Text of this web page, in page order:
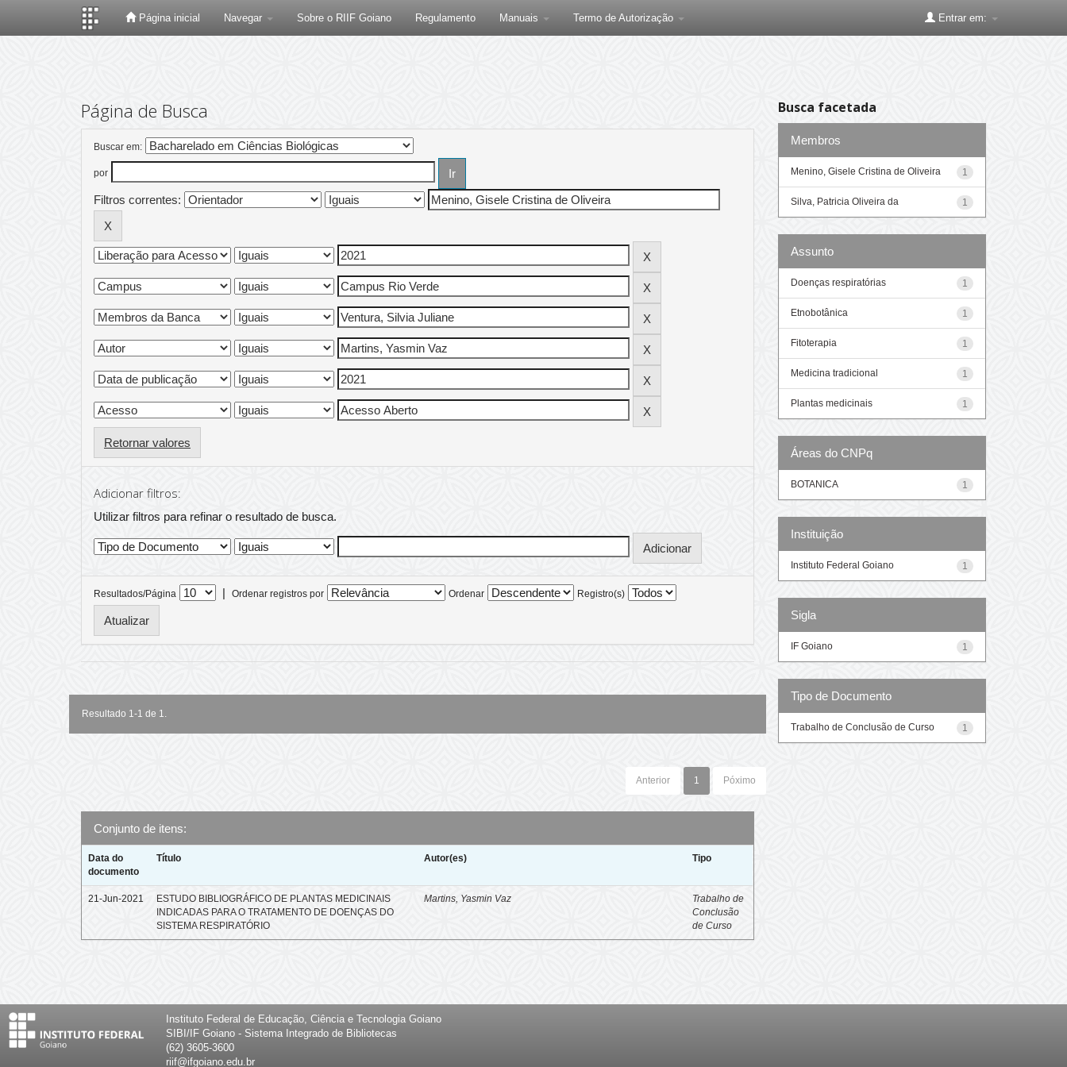
Página inicial Navegar Sobre o RIIF Goiano Regulamento Manuais Termo de Autorização Entrar em:
Página de Busca
Buscar em:
por
Filtros correntes:
Retornar valores
Adicionar filtros:
Utilizar filtros para refinar o resultado de busca.
Resultados/Página | Ordenar registros por Ordenar Registro(s)
Resultado 1-1 de 1.
Anterior 1 Póximo
Conjunto de itens:
Data do
documento
Título Autor(es) Tipo
21-Jun-2021
ESTUDO BIBLIOGRÁFICO DE PLANTAS MEDICINAIS
INDICADAS PARA O TRATAMENTO DE DOENÇAS DO
SISTEMA RESPIRATÓRIO
Martins, Yasmin Vaz
Trabalho de
Conclusão
de Curso
Busca facetada
Membros
1
Menino, Gisele Cristina de Oliveira
1
Silva, Patricia Oliveira da
Assunto
1
Doenças respiratórias
1
Etnobotânica
1
Fitoterapia
1
Medicina tradicional
1
Plantas medicinais
Áreas do CNPq
1
BOTANICA
Instituição
1
Instituto Federal Goiano
Sigla
1
IF Goiano
Tipo de Documento
1
Trabalho de Conclusão de Curso
Instituto Federal de Educação, Ciência e Tecnologia Goiano
SIBI/IF Goiano - Sistema Integrado de Bibliotecas
(62) 3605-3600
riif@ifgoiano.edu.br